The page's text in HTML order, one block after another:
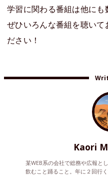
学習に関わる番組は他にも
ぜひいろんな番組を聴いて
ださい！
Kaori
某WEB系の会社で総務や広報と
飲むこと踊ること。年に２回行